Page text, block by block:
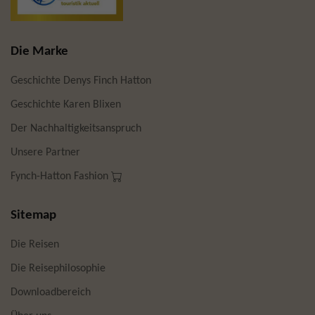
Die Marke
Geschichte Denys Finch Hatton
Geschichte Karen Blixen
Der Nachhaltigkeitsanspruch
Unsere Partner
Fynch-Hatton Fashion
Sitemap
Die Reisen
Die Reisephilosophie
Downloadbereich